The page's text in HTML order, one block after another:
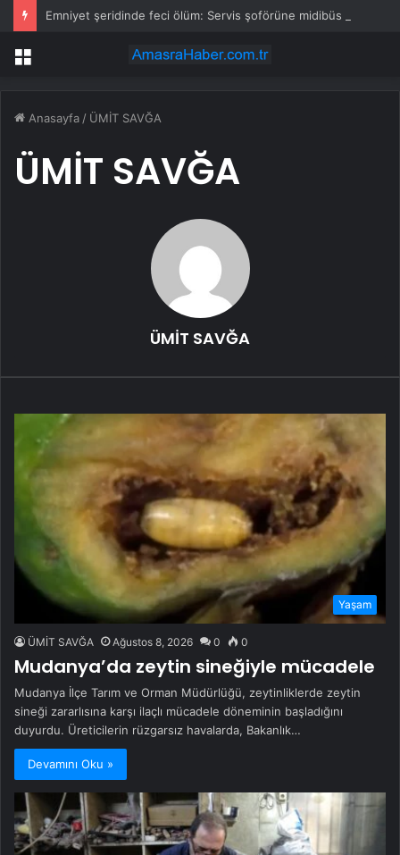
Menü
Anasayfa / ÜMİT SAVĞA
ÜMİT SAVĞA
ÜMİT SAVĞA
Yaşam
ÜMİT SAVĞA Ağustos 8, 2026 0 0
Mudanya’da zeytin sineğiyle mücadele
Mudanya İlçe Tarım ve Orman Müdürlüğü, zeytinliklerde zeytin
sineği zararlısına karşı ilaçlı mücadele döneminin başladığını
duyurdu. Üreticilerin rüzgarsız havalarda, Bakanlık…
Devamını Oku »